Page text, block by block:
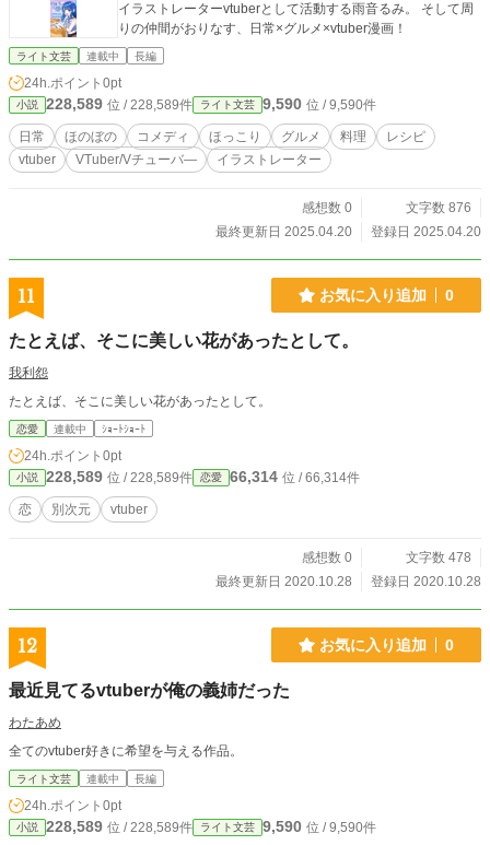
イラストレーターvtuberとして活動する雨音るみ。 そして周
りの仲間がおりなす、日常×グルメ×vtuber漫画！
ライト文芸 連載中 長編
24h.ポイント 0pt
小説 228,589 位 / 228,589件 ライト文芸 9,590 位 / 9,590件
日常 ほのぼの コメディ ほっこり グルメ 料理
レシピ
vtuber
VTuber/Vチューバ― イラストレーター
感想数 0
文字数 876
最終更新日 2025.04.20
登録日 2025.04.20
11 お気に入り追加 0
たとえば、そこに美しい花があったとして。
我利怨
たとえば、そこに美しい花があったとして。
恋愛 連載中 ｼｮｰﾄｼｮｰﾄ
24h.ポイント 0pt
小説 228,589 位 / 228,589件 恋愛 66,314 位 / 66,314件
恋 別次元 vtuber
感想数 0
文字数 478
最終更新日 2020.10.28
登録日 2020.10.28
12 お気に入り追加 0
最近見てるvtuberが俺の義姉だった
わたあめ
全てのvtuber好きに希望を与える作品。
ライト文芸 連載中 長編
24h.ポイント 0pt
小説 228,589 位 / 228,589件 ライト文芸 9,590 位 / 9,590件